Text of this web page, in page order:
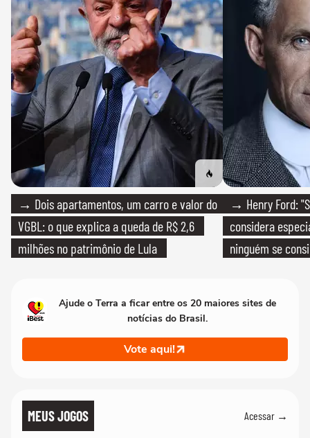
→ Dois apartamentos, um carro e valor do
VGBL: o que explica a queda de R$ 2,6
milhões no patrimônio de Lula
→ Henry Ford:
considera
ninguém se
Ajude o Terra a ficar entre os 20 maiores sites de
notícias do Brasil.
Vote aqui!
MEUS JOGOS Acessar →